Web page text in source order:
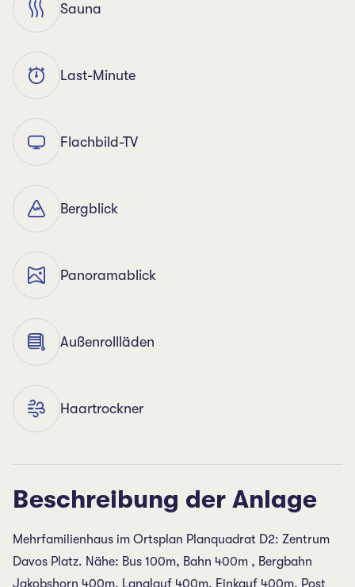
Sauna
Last-Minute
Flachbild-TV
Bergblick
Panoramablick
Außenrollläden
Haartrockner
Beschreibung der Anlage
Mehrfamilienhaus im Ortsplan Planquadrat D2: Zentrum
Davos Platz. Nähe: Bus 100m, Bahn 400m , Bergbahn
Jakobshorn 400m, Langlauf 400m, Einkauf 400m, Post